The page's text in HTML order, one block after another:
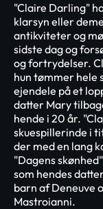
"Claire Darling"
klarsyn eller
antikviteter og
sidste dag og
og fortrydelser.
hun tømmer
ejendele på et
datter Mary
hende i 20 år.
skuespillerinde i
der med en lang
"Dagens
som hendes
barn af Deneuve
Mastroianni.